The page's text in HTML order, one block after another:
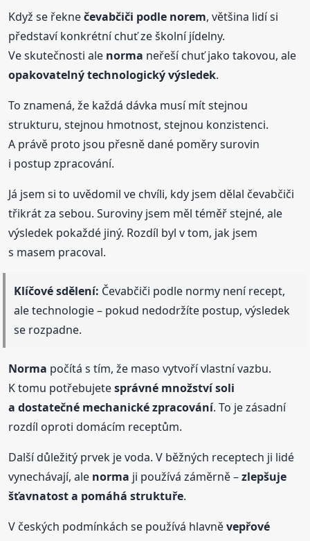
Když se řeknečevabčiči podle norem, většina lidí si
představí konkrétní chuť ze školní jídelny.
Ve skutečnosti ale norma neřeší chuť jako takovou, ale
opakovatelný technologický výsledek.
To znamená, že každá dávka musí mít stejnou
strukturu, stejnou hmotnost, stejnou konzistenci.
A právě proto jsou přesně dané poměry surovin
i postup zpracování.
Já jsem si to uvědomil ve chvíli, kdy jsem dělal čevabčiči
třikrát za sebou. Suroviny jsem měl téměř stejné, ale
výsledek pokaždé jiný. Rozdíl byl v tom, jak jsem
s masem pracoval.
Klíčové sdělení: Čevabčiči podle normy není recept,
ale technologie – pokud nedodržíte postup, výsledek
se rozpadne.
Norma počítá s tím, že maso vytvoří vlastní vazbu.
K tomu potřebujetesprávné množství soli
a dostatečné mechanické zpracování. To je zásadní
rozdíl oproti domácím receptům.
Další důležitý prvek je voda. V běžných receptech ji lidé
vynechávají, ale norma ji používá záměrně –zlepšuje
šťavnatost a pomáhá struktuře.
V českých podmínkách se používá hlavněvepřové